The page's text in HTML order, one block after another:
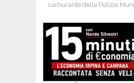
carburante della Polizia